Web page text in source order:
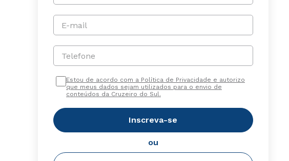
E-mail
Telefone
Estou de acordo com a Política de Privacidade e autorizo
que meus dados sejam utilizados para o envio de
conteúdos da Cruzeiro do Sul.
Inscreva-se
ou